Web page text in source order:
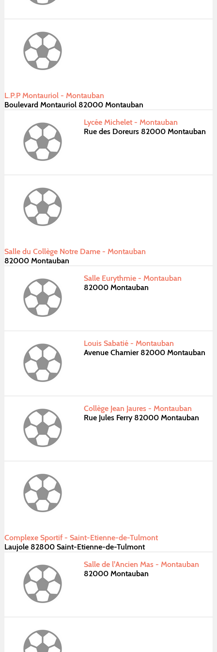
L.P.P Montauriol - Montauban
Boulevard Montauriol 82000 Montauban
Lycée Michelet - Montauban
Rue des Doreurs 82000 Montauban
Salle du Collège Notre Dame - Montauban
82000 Montauban
Salle Eurythmie - Montauban
82000 Montauban
Louis Sabatié - Montauban
Avenue Chamier 82000 Montauban
Collège Jean Jaures - Montauban
Rue Jules Ferry 82000 Montauban
Complexe Sportif - Saint-Etienne-de-Tulmont
Laujole 82800 Saint-Etienne-de-Tulmont
Salle de l'Ancien Mas - Montauban
82000 Montauban